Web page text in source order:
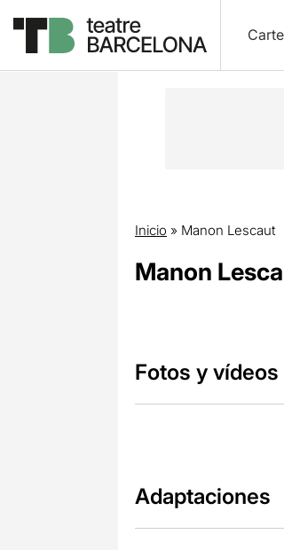
Inicio » Manon Lescaut
Manon
Fotos y vídeos
Adaptaciones